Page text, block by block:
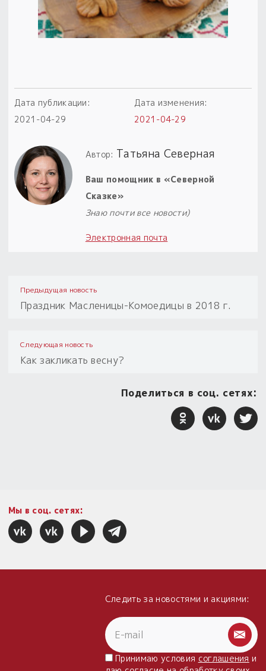
Безоплатная доставка
на заказ от 4 тыс. руб. со скидкой
Дата публикации:
2021-04-29
Дата изменения:
2021-04-29
Автор: Татьяна Северная
Ваш помощник в «Северной
Сказке»
Знаю почти все новости)
Электронная почта
Предыдущая новость
Праздник Масленицы-Комоедицы в 2018 г.
Следующая новость
Как закликать весну?
Поделиться в соц. сетях:
Мы в соц. сетях:
Следить за новостями и акциями:
Принимаю условия соглашения и